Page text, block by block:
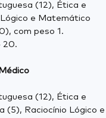
(12), Ética e
e Matemático
com peso 1.
20.
(12), Ética e
(5), Raciocínio Lógico e